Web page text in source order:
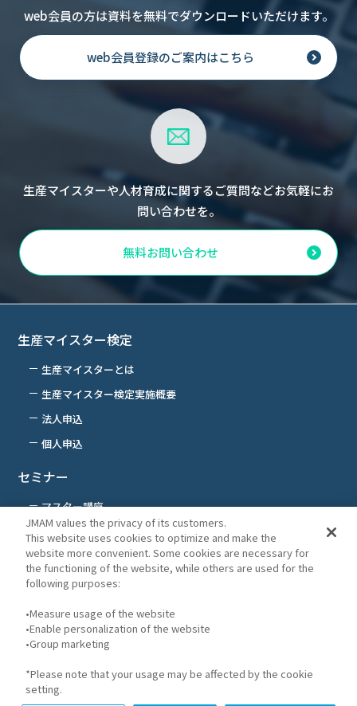
web会員の方は資料を無料でダウンロードいただけます。
web会員登録のご案内はこちら
生産マイスターや人材育成に関するご質問などお気軽にお
問い合わせを。
無料お問い合わせ
生産マイスター検定
生産マイスターとは
生産マイスター検定実施概要
法人申込
個人申込
セミナー
マスター講座
よくあるご質問
生産管理topic
お知らせ
プライバシーポリシー
JMAM values the privacy of its customers.
This website uses cookies to optimize and make the
website more convenient. Some cookies are necessary for
the functioning of the website, while others are used for the
following purposes:
•Measure usage of the website
•Enable personalization of the website
•Group marketing
*Please note that your usage may be affected by the cookie
setting.